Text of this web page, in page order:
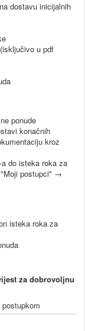
dostavu inicijalnih
u pdf
ponude
konačnih
kroz
do isteka roka za
postupci" →
isteka roka za
za dobrovoljnu